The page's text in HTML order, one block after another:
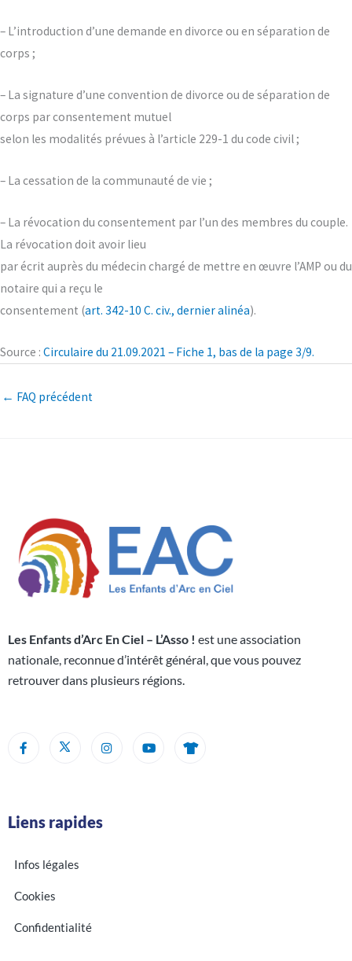
– L’introduction d’une demande en divorce ou en séparation de
corps ;
– La signature d’une convention de divorce ou de séparation de
corps par consentement mutuel
selon les modalités prévues à l’article 229-1 du code civil ;
– La cessation de la communauté de vie ;
– La révocation du consentement par l’un des membres du couple.
La révocation doit avoir lieu
par écrit auprès du médecin chargé de mettre en œuvre l’AMP ou du
notaire qui a reçu le
consentement (art. 342-10 C. civ., dernier alinéa).
Source : Circulaire du 21.09.2021 – Fiche 1, bas de la page 3/9.
← FAQ précédent
Les Enfants d’Arc En Ciel – L’Asso ! est une association
nationale, reconnue d’intérêt général, que vous pouvez
retrouver dans plusieurs régions.
Liens rapides
Infos légales
Cookies
Confidentialité